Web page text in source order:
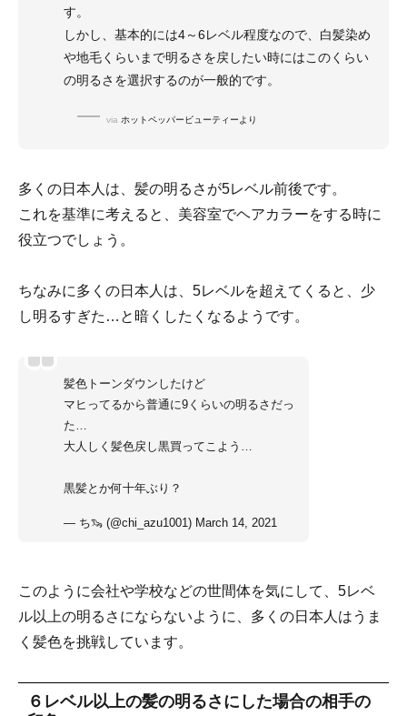
す。
しかし、基本的には4～6レベル程度なので、白髪染め
や地毛くらいまで明るさを戻したい時にはこのくらい
の明るさを選択するのが一般的です。
via ホットペッパービューティーより
多くの日本人は、髪の明るさが5レベル前後です。
これを基準に考えると、美容室でヘアカラーをする時に
役立つでしょう。
ちなみに多くの日本人は、5レベルを超えてくると、少
し明るすぎた…と暗くしたくなるようです。
髪色トーンダウンしたけど
マヒってるから普通に9くらいの明るさだっ
た…
大人しく髪色戻し黒買ってこよう…
黒髪とか何十年ぶり？
— ち🦦 (@chi_azu1001) March 14, 2021
このように会社や学校などの世間体を気にして、5レベ
ル以上の明るさにならないように、多くの日本人はうま
く髪色を挑戦しています。
６レベル以上の髪の明るさにした場合の相手の